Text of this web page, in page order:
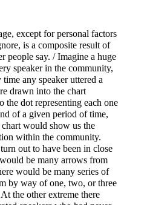
except for personal factors
is a composite result of
people say. / Imagine a huge
speaker in the community,
any speaker uttered a
drawn into the chart
the dot representing each one
of a given period of time,
would show us the
within the community.
out to have been in close
be many arrows from
would be many series of
by way of one, two, or three
the other extreme there